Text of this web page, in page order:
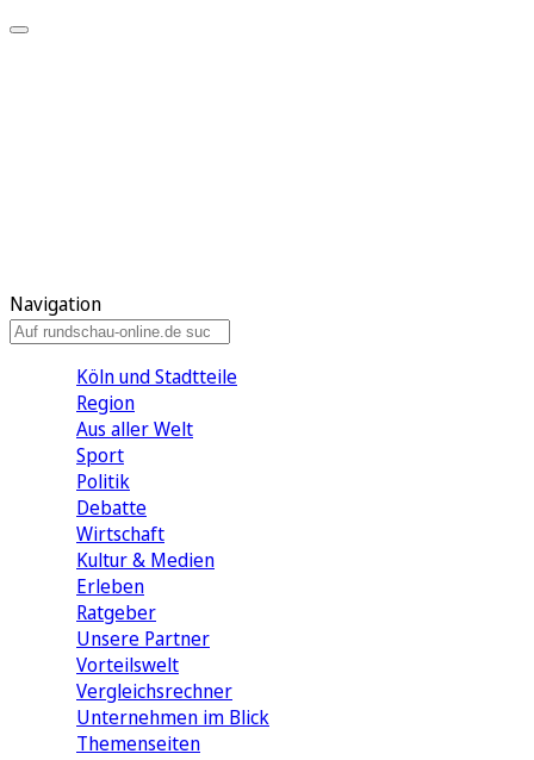
Navigation
Köln und Stadtteile
Region
Aus aller Welt
Sport
Politik
Debatte
Wirtschaft
Kultur & Medien
Erleben
Ratgeber
Unsere Partner
Vorteilswelt
Vergleichsrechner
Unternehmen im Blick
Themenseiten